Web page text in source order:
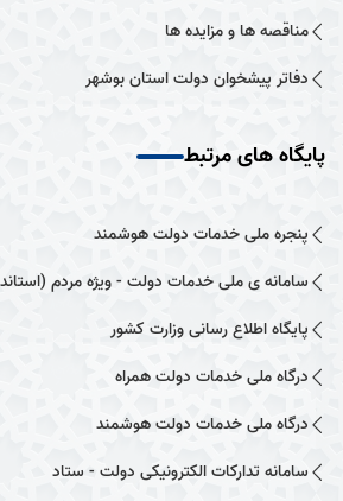
مناقصه ها و مزایده ها
دفاتر پیشخوان دولت استان بوشهر
پایگاه های مرتبط
پنجره ملی خدمات دولت هوشمند
سامانه ی ملی خدمات دولت - ویژه مردم
پایگاه اطلاع رسانی وزارت کشور
درگاه ملی خدمات دولت همراه
درگاه ملی خدمات دولت هوشمند
سامانه تدارکات الکترونیکی دولت - ستاد